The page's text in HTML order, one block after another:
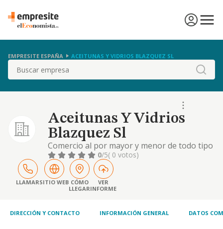
EMPRESITE ESPAÑA ACEITUNAS Y VIDRIOS BLAZQUEZ SL
Buscar
Aceitunas Y Vidrios
Blazquez Sl
Comercio al por mayor y menor de todo tipo
de envases, tanto de vidrio como metalicos,
plasticos y de otros materiales. fabricacion,
elaboracion, envasado y distribucion de
aceitunas y encurtidos, asi como todo tipo
0/5( 0 votos)
LLAMARSITIO WEB CÓMO
LLEGAR
VER
INFORME
DIRECCIÓN Y CONTACTO INFORMACIÓN GENERAL DATOS